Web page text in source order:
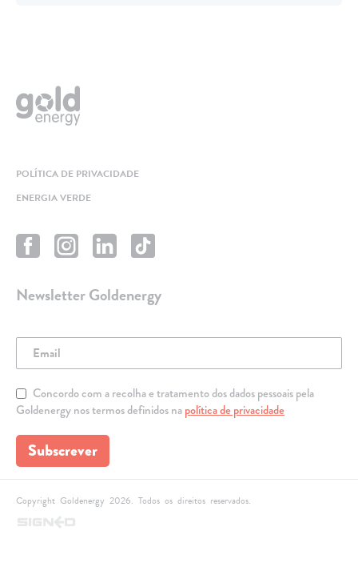
POLÍTICA DE PRIVACIDADE
ENERGIA VERDE
Newsletter Goldenergy
Concordo com a recolha e tratamento dos dados pessoais pela
Goldenergy nos termos definidos napolítica de privacidade
Subscrever
Copyright Goldenergy 2026. Todos os direitos reservados.